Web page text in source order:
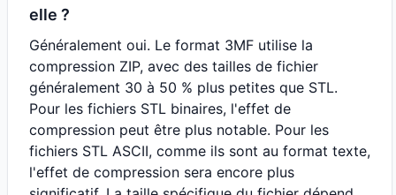
elle ?
Généralement oui. Le format 3MF utilise la
compression ZIP, avec des tailles de fichier
généralement 30 à 50 % plus petites que STL.
Pour les fichiers STL binaires, l'effet de
compression peut être plus notable. Pour les
fichiers STL ASCII, comme ils sont au format texte,
l'effet de compression sera encore plus